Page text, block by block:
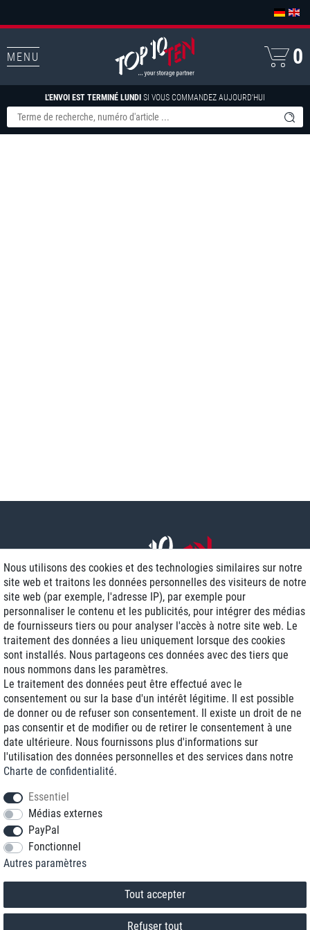
MENU
L'ENVOI EST TERMINÉ LUNDI SI VOUS COMMANDEZ AUJOURD'HUI
0
Livraison J+1
Frais d'expédition réduits
Reconditionnée avec garantie
+33 1 70 99 07 94 *
* Vous pouvez nous joindre aux tarifs locaux du lundi au vendredi de 9h à 18h.
Nous utilisons des cookies et des technologies similaires sur notre
site web et traitons les données personnelles des visiteurs de notre
site web (par exemple, l'adresse IP), par exemple pour
personnaliser le contenu et les publicités, pour intégrer des médias
de fournisseurs tiers ou pour analyser l'accès à notre site web. Le
traitement des données a lieu uniquement lorsque des cookies
sont installés. Nous partageons ces données avec des tiers que
nous nommons dans les paramètres.
Le traitement des données peut être effectué avec le
consentement ou sur la base d'un intérêt légitime. Il est possible
de donner ou de refuser son consentement. Il existe un droit de ne
pas consentir et de modifier ou de retirer le consentement à une
date ultérieure. Nous fournissons plus d'informations sur
l'utilisation des données personnelles et des services dans notre
Charte de confidentialité.
Essentiel
Médias externes
PayPal
Fonctionnel
Autres paramètres
Tout accepter
Refuser tout